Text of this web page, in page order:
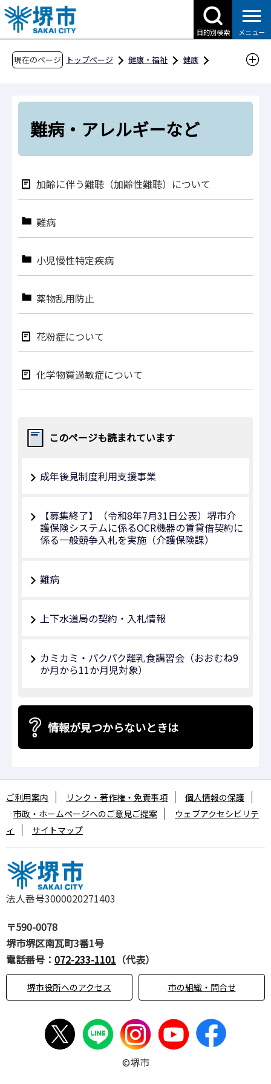
こ
の
ペ
目的別検索 メニュー
現在のページ トップページ 健康・福祉
健康
難病・アレルギーなど
加齢に伴う難聴（加齢性難聴）について
難病
小児慢性特定疾病
薬物乱用防止
花粉症について
化学物質過敏症について
このページも読まれています
成年後見制度利用支援事業
【募集終了】（令和8年7月31日公表）堺市介
護保険システムに係るOCR機器の賃貸借契約に
係る一般競争入札を実施（介護保険課）
難病
上下水道局の契約・入札情報
カミカミ・パクパク離乳食講習会（おおむね9
か月から11か月児対象）
情報が見つからないときは
法人番号3000020271403
〒590-0078
堺市堺区南瓦町3番1号
電話番号： 072-233-1101 （代表）
堺市役所へのアクセス 市の組織・問合せ
ご利用案内 リンク・著作権・免責事項
個人情報の保護
市政・ホームページへのご意見ご提案
ウェブアクセシビリテ
ィ
サイトマップ
©堺市